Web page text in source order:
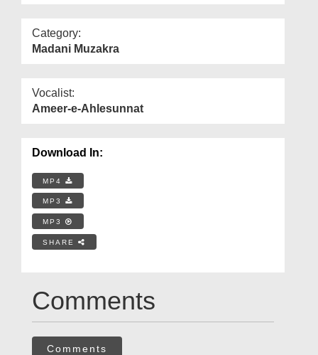
Category:
Madani Muzakra
Vocalist:
Ameer-e-Ahlesunnat
Download In:
MP4
MP3
MP3
SHARE
Comments
Comments